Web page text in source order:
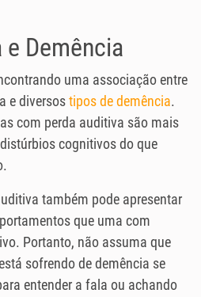
Demência
uma associação entre
e diversostipos de demência.
com perda auditiva são mais
cognitivos do que
também pode apresentar
que uma com
Portanto, não assuma que
sofrendo de demência se
entender a fala ou achando